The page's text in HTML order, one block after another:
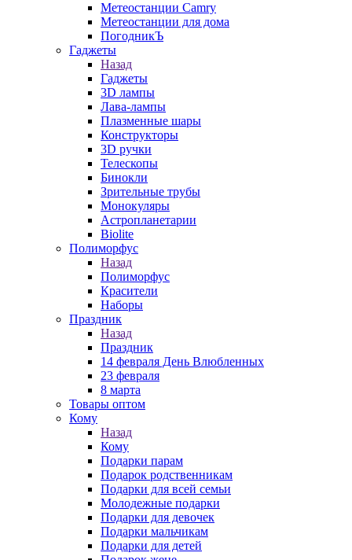
Метеостанции Camry
Метеостанции для дома
ПогодникЪ
Гаджеты
Назад
Гаджеты
3D лампы
Лава-лампы
Плазменные шары
Конструкторы
3D ручки
Телескопы
Бинокли
Зрительные трубы
Монокуляры
Астропланетарии
Biolite
Полиморфус
Назад
Полиморфус
Красители
Наборы
Праздник
Назад
Праздник
14 февраля День Влюбленных
23 февраля
8 марта
Товары оптом
Кому
Назад
Кому
Подарки парам
Подарок родственникам
Подарки для всей семьи
Молодежные подарки
Подарки для девочек
Подарки мальчикам
Подарки для детей